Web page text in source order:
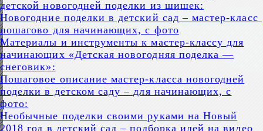
детской новогодней поделки из шишек:
Новогодние поделки в детский сад – мастер-класс
пошагово для начинающих, с фото
Материалы и инструменты к мастер-классу для
начинающих «Детская новогодняя поделка —
снеговик»:
Пошаговое описание мастер-класса новогодней
поделки в детском саду – для начинающих, с
фото:
Необычные поделки своими руками на Новый
2018 год в детский сад – подборка идей на видео